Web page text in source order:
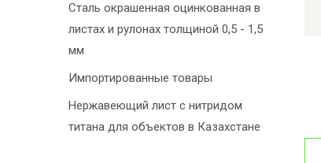
Сталь окрашенная оцинкованная в
листах и рулонах толщиной 0,5 - 1,5
мм
Импортированные товары
Нержавеющий лист с нитридом
титана для объектов в Казахстане